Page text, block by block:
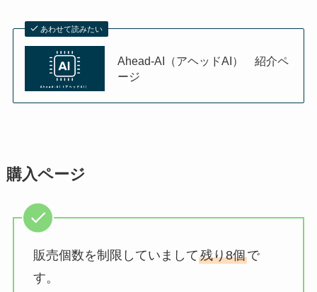
あわせて読みたい
Ahead-AI（アヘッドAI） 紹介ペ
ージ
購入ページ
販売個数を制限していまして残り8個で
す。